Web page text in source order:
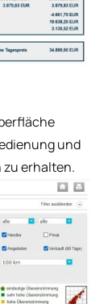
und
erhalten.